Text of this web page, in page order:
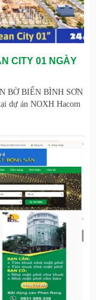
CITY 01 NGÀY
BỜ BIỂN BÌNH SƠN
dự án NOXH Hacom